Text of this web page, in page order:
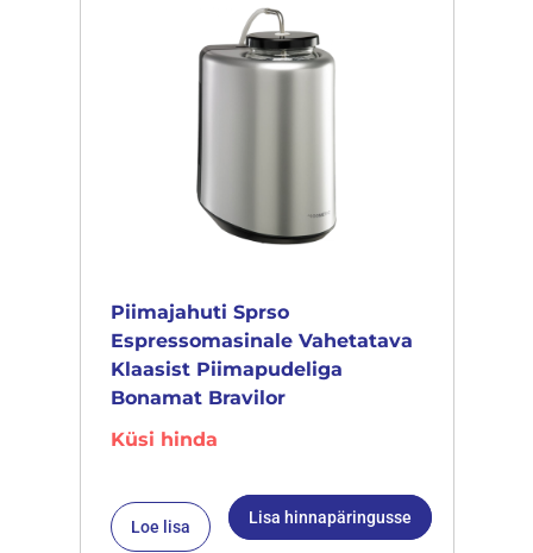
Piimajahuti Sprso
Espressomasinale Vahetatava
Klaasist Piimapudeliga
Bonamat Bravilor
Küsi hinda
Loe lisa Lisa hinnapäringusse